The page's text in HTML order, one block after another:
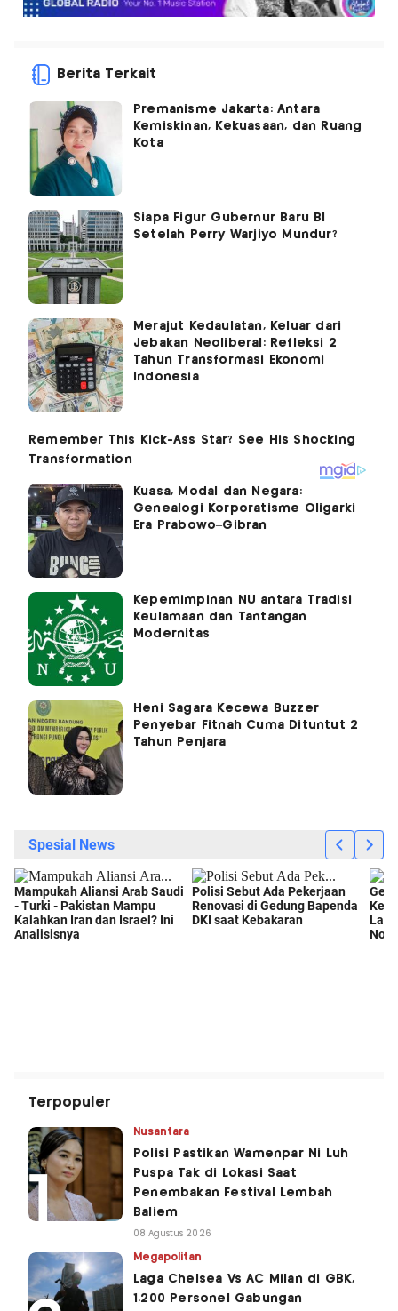
Berita Terkait
Premanisme Jakarta: Antara
Kemiskinan, Kekuasaan, dan Ruang
Kota
Siapa Figur Gubernur Baru BI
Setelah Perry Warjiyo Mundur?
Merajut Kedaulatan, Keluar dari
Jebakan Neoliberal: Refleksi 2
Tahun Transformasi Ekonomi
Indonesia
Kuasa, Modal dan Negara:
Genealogi Korporatisme Oligarki
Era Prabowo–Gibran
Kepemimpinan NU antara Tradisi
Keulamaan dan Tantangan
Modernitas
Heni Sagara Kecewa Buzzer
Penyebar Fitnah Cuma Dituntut 2
Tahun Penjara
Terpopuler
Nusantara
Polisi Pastikan Wamenpar Ni Luh
Puspa Tak di Lokasi Saat
Penembakan Festival Lembah
Baliem
08 Agustus 2026
Megapolitan
Laga Chelsea Vs AC Milan di GBK,
1.200 Personel Gabungan